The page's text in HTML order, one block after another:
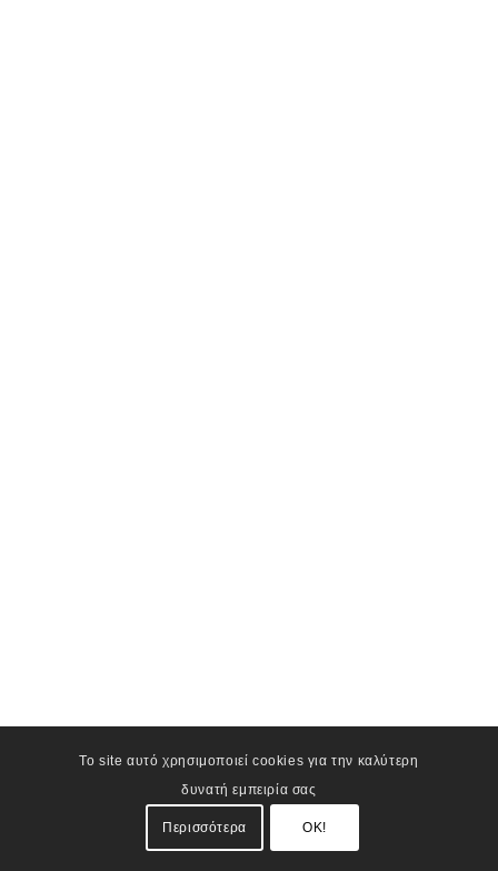
Το site αυτό χρησιμοποιεί cookies για την καλύτερη
δυνατή εμπειρία σας
Περισσότερα OK!